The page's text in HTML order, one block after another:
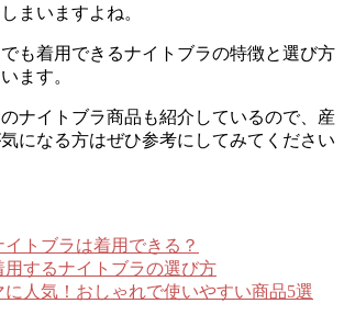
まいますよね。
も着用できるナイトブラの特徴と選び方
ます。
ナイトブラ商品も紹介しているので、産
になる方はぜひ参考にしてみてください
トブラは着用できる？
用するナイトブラの選び方
に人気！おしゃれで使いやすい商品5選